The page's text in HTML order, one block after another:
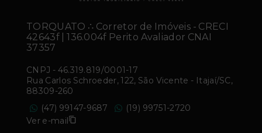
TORQUATO ∴ Corretor de Imóveis - CRECI
42643f | 136.004f Perito Avaliador CNAI
37357
CNPJ - 46.319.819/0001-17
Rua Carlos Schroeder, 122, São Vicente - Itajaí/SC,
88309-260
(47) 99147-9687
(19) 99751-2720
Ver e-mail